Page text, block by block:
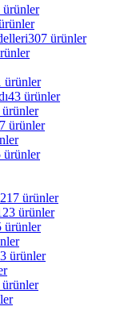
ürünler
307 ürünler
ürünler
43 ürünler
ürünler
ürünler
217 ürünler
ürünler
ürünler
ürünler
ürünler